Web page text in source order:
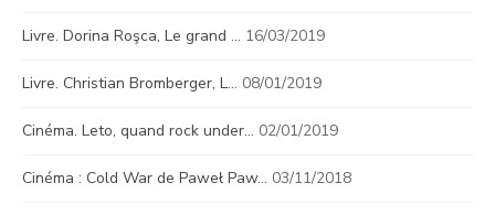
Livre. Dorina Roşca, Le grand … 16/03/2019
Livre. Christian Bromberger, L… 08/01/2019
Cinéma. Leto, quand rock under… 02/01/2019
Cinéma : Cold War de Paweł Paw… 03/11/2018